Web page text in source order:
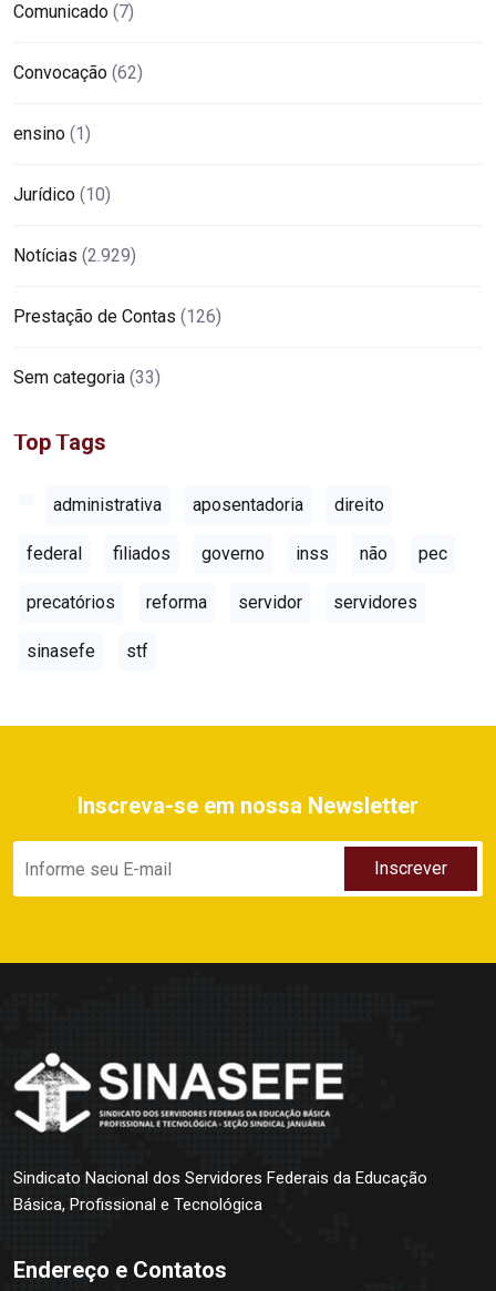
Comunicado (7)
Convocação (62)
ensino (1)
Jurídico (10)
Notícias (2.929)
Prestação de Contas (126)
Sem categoria (33)
Top Tags
administrativa aposentadoria direito
federal filiados governo inss não pec
precatórios reforma servidor servidores
sinasefe stf
Inscreva-se em nossa Newsletter
Sindicato Nacional dos Servidores Federais da Educação
Básica, Profissional e Tecnológica
Endereço e Contatos